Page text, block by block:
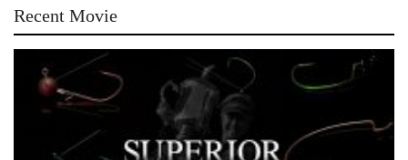
Recent Movie